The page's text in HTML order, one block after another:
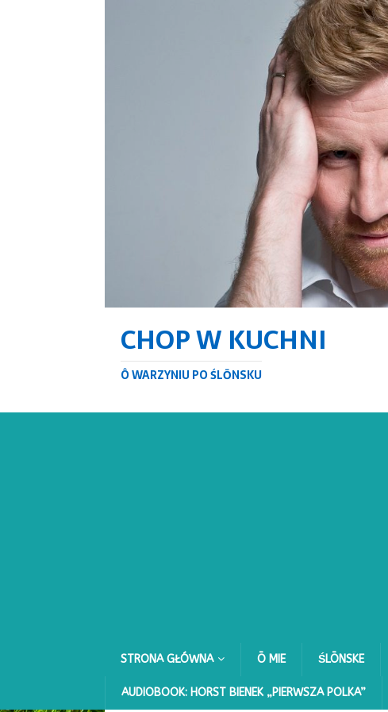
CHOP W KUCHNI
Ô WARZYNIU PO ŚLŌNSKU
STRONA GŁÓWNA Ō MIE ŚLŌNSKE
AUDIOBOOK: HORST BIENEK „PIERWSZA POLKA”